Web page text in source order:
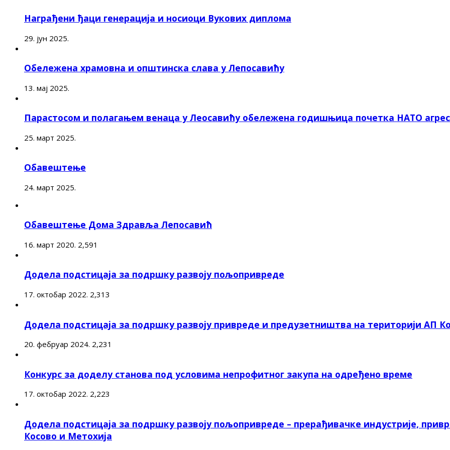
Награђени ђаци генерација и носиоци Вукових диплома
29. јун 2025.
Обележена храмовна и општинска слава у Лепосавићу
13. мај 2025.
Парастосом и полагањем венаца у Леосавићу обележена годишњица почетка НАТО
25. март 2025.
Обавештење
24. март 2025.
Обавештење Дома Здравља Лепосавић
16. март 2020. 2,591
Додела подстицаја за подршку развоју пољопривреде
17. октобар 2022. 2,313
Додела подстицаја за подршку развоју привреде и предузетништва на територији АП
20. фебруар 2024. 2,231
Конкурс за доделу станова под условима непрофитног закупа на одређено време
17. октобар 2022. 2,223
Додела подстицаја за подршку развоју пољопривреде – прерађивачке индустрије,
Косово и Метохија